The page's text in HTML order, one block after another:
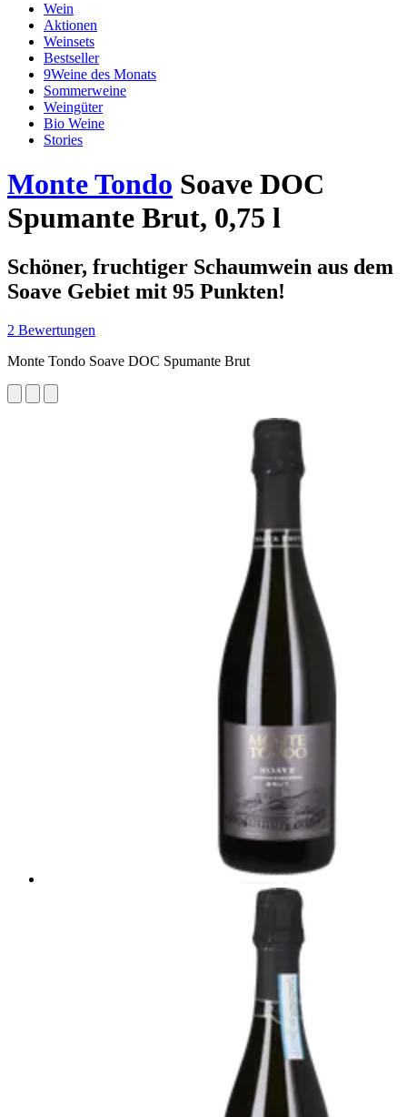
Wein
Aktionen
Weinsets
Bestseller
9Weine des Monats
Sommerweine
Weingüter
Bio Weine
Stories
Monte Tondo Soave DOC
Spumante Brut, 0,75 l
Schöner, fruchtiger Schaumwein aus dem
Soave Gebiet mit 95 Punkten!
2 Bewertungen
Monte Tondo Soave DOC Spumante Brut